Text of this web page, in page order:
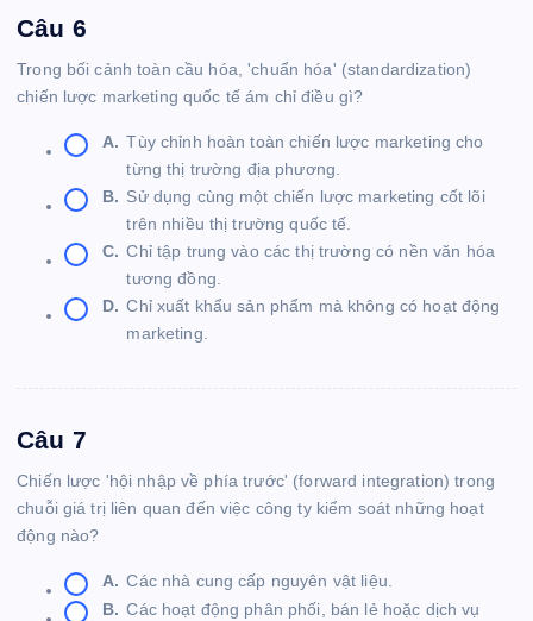
Câu 6
Trong bối cảnh toàn cầu hóa, 'chuẩn hóa' (standardization)
chiến lược marketing quốc tế ám chỉ điều gì?
A. Tùy chỉnh hoàn toàn chiến lược marketing cho
từng thị trường địa phương.
B. Sử dụng cùng một chiến lược marketing cốt lõi
trên nhiều thị trường quốc tế.
C. Chỉ tập trung vào các thị trường có nền văn hóa
tương đồng.
D. Chỉ xuất khẩu sản phẩm mà không có hoạt động
marketing.
Câu 7
Chiến lược 'hội nhập về phía trước' (forward integration) trong
chuỗi giá trị liên quan đến việc công ty kiểm soát những hoạt
động nào?
A. Các nhà cung cấp nguyên vật liệu.
B. Các hoạt động phân phối, bán lẻ hoặc dịch vụ